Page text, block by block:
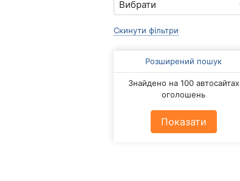
Скинути фільтри
Розширений пошук
Знайдено на 100 автосайтах
оголошень
Показати